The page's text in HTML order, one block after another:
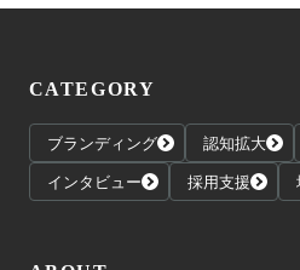
CATEGORY
ブランディング 認知拡大
インタビュー
採用支援